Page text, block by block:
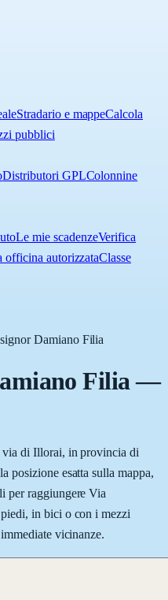
Stradario e mappeCalcola
pubblici
Distributori GPLColonnine
Le mie scadenzeVerifica
officina autorizzataClasse
Damiano Filia
Filia—
di Illorai, in provincia di
posizione esatta sulla mappa,
per raggiungere Via
in bici o con i mezzi
vicinanze.